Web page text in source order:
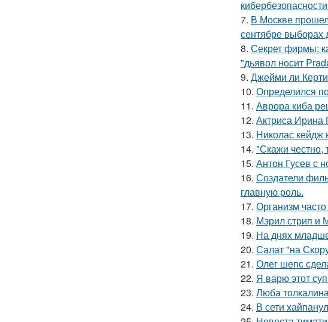
7. В Москве
сентябре выборах
8. Секрет фирмы:
"дьявол носит
9. Джейми ли
10. Определился
11. Аврора киба
12. Актриса Ирина
13. Николас кейдж
14. "Скажи честно,
15. Антон Гусев с
16. Создатели
главную роль.
17. Организм
18. Мэрил стрип и
19. На днях
20. Салат "на
21. Олег шепс
22. Я варю этот
23. Люба
24. В сети